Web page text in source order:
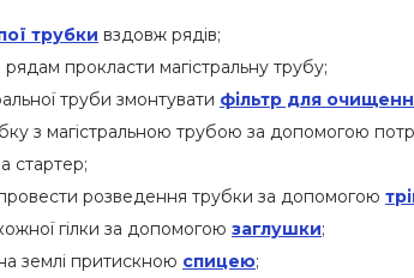
трубки вздовж рядів;
прокласти магістральну трубу;
труби змонтувати фільтр для
з магістральною трубою за допомогою
стартер;
розведення трубки за допомогою
гілки за допомогою заглушки;
землі притискною спицею;